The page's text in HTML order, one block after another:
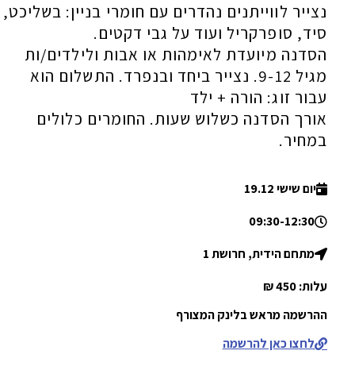
נצייר לווייתנים נהדרים עם חומרי בניין: בשליכט,
סיד, סופרקריל ועוד על גבי דקטים.
הסדנה מיועדת לאימהות או אבות ולילדים/ות
מגיל 9-12. נצייר ביחד ובנפרד. התשלום הוא
עבור זוג: הורה + ילד
אורך הסדנה כשלוש שעות. החומרים כלולים
במחיר.
יום שישי 19.12
09:30-12:30
מתחם הידית, חרושת 1
עלות: 450 ₪
ההרשמה מראש בלינק המצורף
לחצו כאן להרשמה